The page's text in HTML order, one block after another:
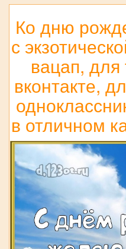
Ко дню
с
вацап,
вконтакте,
в отличном